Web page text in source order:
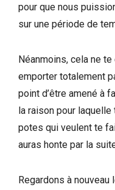
pour que nous
sur une période de
Néanmoins, cela ne
emporter totalement
point d’être amené à
la raison pour laquelle
potes qui veulent te
auras honte par la
Regardons à